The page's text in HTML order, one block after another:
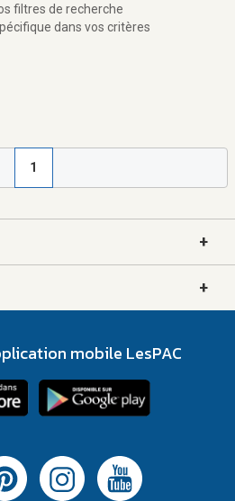
filtres de recherche
dans vos critères
1
+
+
mobile LesPAC